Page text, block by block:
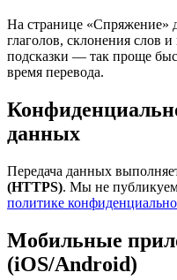
На странице «Спряжение»
глаголов, склонения слов
подсказки — так проще
время перевода.
данных
Передача данных
(HTTPS). Мы не
политике
Мобильные
(iOS/Android)